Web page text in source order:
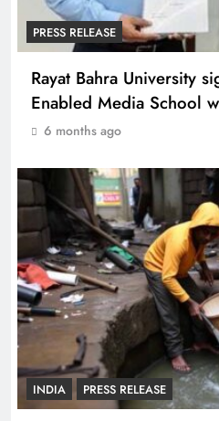
PRESS RELEASE
Rayat Bahra University
Enabled Media School
6 months ago
INDIA PRESS RELEASE